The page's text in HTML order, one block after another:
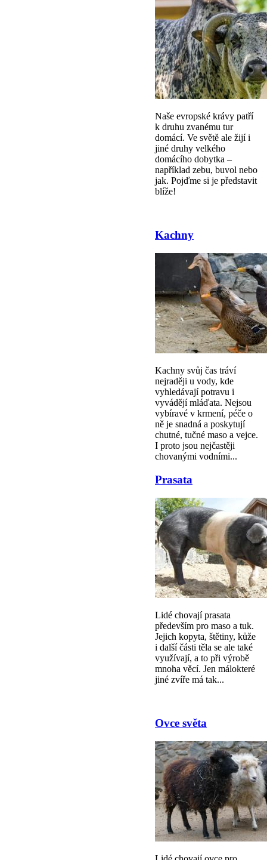
Naše evropské krávy patří
k druhu zvanému tur
domácí. Ve světě ale žijí i
jiné druhy velkého
domácího dobytka –
například zebu, buvol nebo
jak. Pojďme si je představit
blíže!
Kachny
Kachny svůj čas tráví
nejraději u vody, kde
vyhledávají potravu i
vyvádějí mláďata. Nejsou
vybíravé v krmení, péče o
ně je snadná a poskytují
chutné, tučné maso a vejce.
I proto jsou nejčastěji
chovanými vodními...
Prasata
Lidé chovají prasata
především pro maso a tuk.
Jejich kopyta, štětiny, kůže
i další části těla se ale také
využívají, a to při výrobě
mnoha věcí. Jen málokteré
jiné zvíře má tak...
Ovce světa